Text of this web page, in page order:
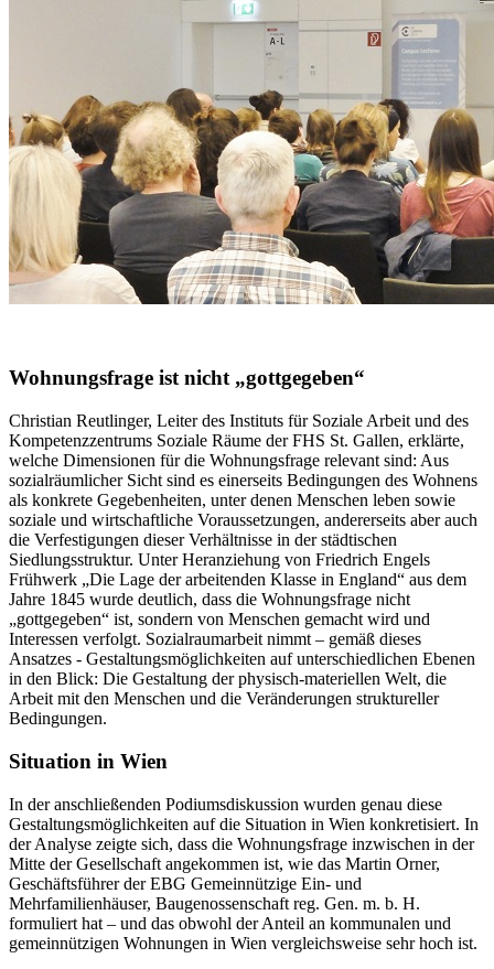
Wohnungsfrage ist nicht „gottgegeben“
Christian Reutlinger, Leiter des Instituts für Soziale Arbeit und des
Kompetenzzentrums Soziale Räume der FHS St. Gallen, erklärte,
welche Dimensionen für die Wohnungsfrage relevant sind: Aus
sozialräumlicher Sicht sind es einerseits Bedingungen des Wohnens
als konkrete Gegebenheiten, unter denen Menschen leben sowie
soziale und wirtschaftliche Voraussetzungen, andererseits aber auch
die Verfestigungen dieser Verhältnisse in der städtischen
Siedlungsstruktur. Unter Heranziehung von Friedrich Engels
Frühwerk „Die Lage der arbeitenden Klasse in England“ aus dem
Jahre 1845 wurde deutlich, dass die Wohnungsfrage nicht
„gottgegeben“ ist, sondern von Menschen gemacht wird und
Interessen verfolgt. Sozialraumarbeit nimmt – gemäß dieses
Ansatzes - Gestaltungsmöglichkeiten auf unterschiedlichen Ebenen
in den Blick: Die Gestaltung der physisch-materiellen Welt, die
Arbeit mit den Menschen und die Veränderungen struktureller
Bedingungen.
Situation in Wien
In der anschließenden Podiumsdiskussion wurden genau diese
Gestaltungsmöglichkeiten auf die Situation in Wien konkretisiert. In
der Analyse zeigte sich, dass die Wohnungsfrage inzwischen in der
Mitte der Gesellschaft angekommen ist, wie das Martin Orner,
Geschäftsführer der EBG Gemeinnützige Ein- und
Mehrfamilienhäuser, Baugenossenschaft reg. Gen. m. b. H.
formuliert hat – und das obwohl der Anteil an kommunalen und
gemeinnützigen Wohnungen in Wien vergleichsweise sehr hoch ist.